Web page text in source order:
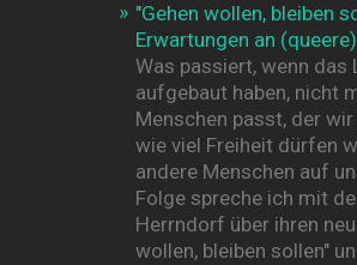
"Gehen wollen, bleiben
Erwartungen an
Was passiert, wenn das
aufgebaut haben, nicht
Menschen passt, der
wie viel Freiheit dürfen
andere Menschen auf
Folge spreche ich mit
Herrndorf über ihren
wollen, bleiben sollen"